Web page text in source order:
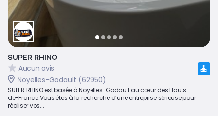
SUPER RHINO
Aucun avis
Noyelles-Godault (62950)
SUPER RHINO est basée à Noyelles-Godault au cœur des Hauts-
de-France.Vous êtes à la recherche d’une entreprise sérieuse pour
réaliser vos...